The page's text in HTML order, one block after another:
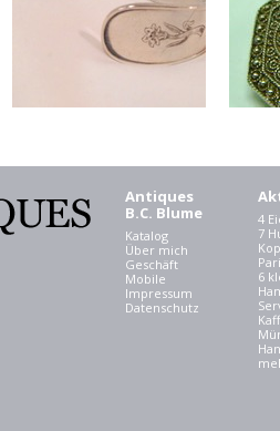
Antiques
B.C. Blume
Katalog
Über mich
Geschäft
Mobile
Impressum
Datenschutz
4
7
6